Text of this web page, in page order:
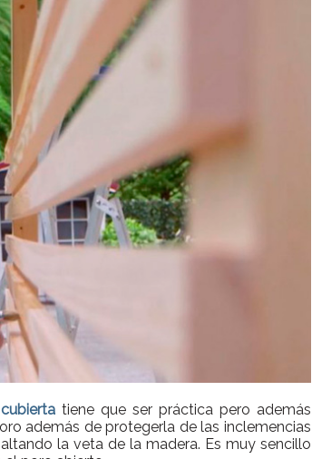
cubiertatiene que ser práctica pero además
además de protegerla de las inclemencias
la veta de la madera. Es muy sencillo